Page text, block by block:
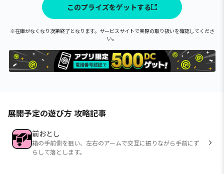
このプライズをゲットする
※在庫がなくなり次第終了となります。サービスサイトで実際の取り扱いを確認してくださ
い。
展開予定の遊び方 攻略記事
前おとし
箱の手前側を狙い、左右のアームで交互に振りながら手前にず
らして落とします。